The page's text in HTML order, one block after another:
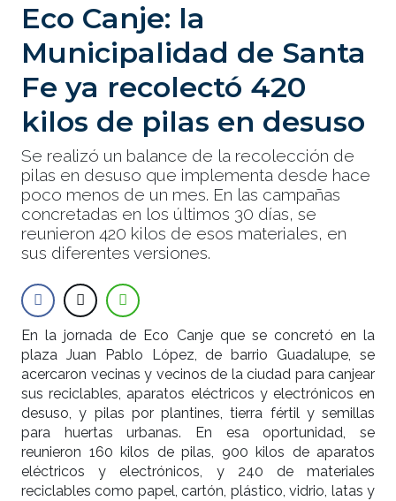
Eco Canje: la
Municipalidad de Santa
Fe ya recolectó 420
kilos de pilas en desuso
Se realizó un balance de la recolección de
pilas en desuso que implementa desde hace
poco menos de un mes. En las campañas
concretadas en los últimos 30 días, se
reunieron 420 kilos de esos materiales, en
sus diferentes versiones.
En la jornada de Eco Canje que se concretó en la
plaza Juan Pablo López, de barrio Guadalupe, se
acercaron vecinas y vecinos de la ciudad para canjear
sus reciclables, aparatos eléctricos y electrónicos en
desuso, y pilas por plantines, tierra fértil y semillas
para huertas urbanas. En esa oportunidad, se
reunieron 160 kilos de pilas, 900 kilos de aparatos
eléctricos y electrónicos, y 240 de materiales
reciclables como papel, cartón, plástico, vidrio, latas y